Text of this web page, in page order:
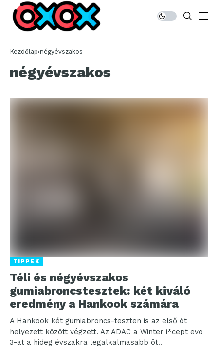
Kezdőlap négyévszakos
négyévszakos
TIPPEK
Téli és négyévszakos
gumiabroncstesztek: két kiváló
eredmény a Hankook számára
A Hankook két gumiabroncs-teszten is az első öt
helyezett között végzett. Az ADAC a Winter i*cept evo
3-at a hideg évszakra legalkalmasabb öt...